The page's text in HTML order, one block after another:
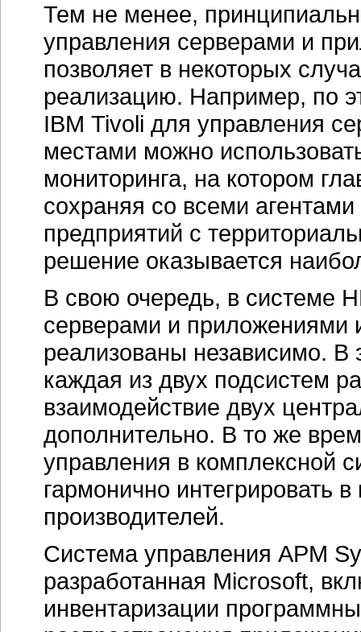
Тем не менее,
управления серверами и
позволяет в некоторых
реализацию. Например, по
IBM Tivoli для управления
местами можно
мониторинга, на котором
сохраняя со всеми
предприятий с
решение оказывается
В свою очередь, в системе
серверами и
реализованы независимо. В
каждая из двух подсистем
взаимодействие двух
дополнительно. В то же
управления в комплексной
гармонично интегрировать
производителей.
Система управления АРМ
разработанная Microsoft,
инвентаризации